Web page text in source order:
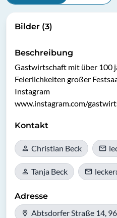
Bilder (3)
Beschreibung
Gastwirtschaft mit über 100
Feierlichkeiten großer
Instagram
Kontakt
Christian Beck
Tanja Beck
Adresse
Abtsdorfer Straße 14,